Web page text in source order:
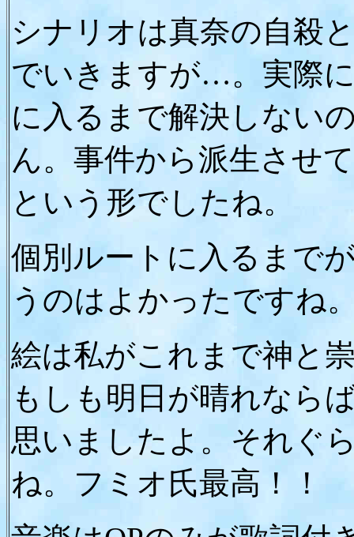
シナリオは真奈の自殺
でいきますが…。実際
に入るまで解決しない
ん。事件から派生させ
という形でしたね。
個別ルートに入るまで
うのはよかったですね
絵は私がこれまで神と
もしも明日が晴れなら
思いましたよ。それぐ
ね。フミオ氏最高！！